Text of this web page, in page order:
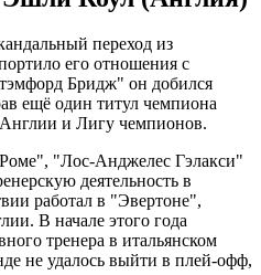
переход из
его отношения с
Бридж" он добился
ещё один титул чемпиона
и Лигу чемпионов.
"Лос-Анджелес Гэлакси"
деятельность в
работал в "Эвертоне",
В начале этого года
тренера в итальянском
не удалось выйти в плей-офф,